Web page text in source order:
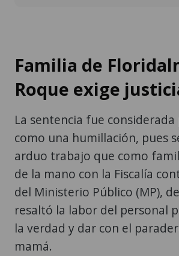
Familia de
Roque exige
La sentencia fue considerada
como una humillación, pues
arduo trabajo que como
de la mano con la Fiscalía
del Ministerio Público (MP),
resaltó la labor del personal
la verdad y dar con el
mamá.